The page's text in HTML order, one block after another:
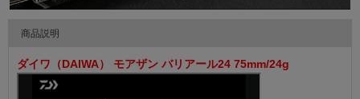
商品説明
ダイワ（DAIWA） モアザン バリアール24 75mm/24g